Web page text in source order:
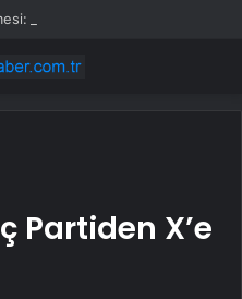
Partiden X’e